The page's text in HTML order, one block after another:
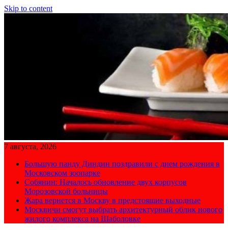
Skip to content
7 августа, 2026
Большую панду Диндин поздравили с днем рождения в
Московском зоопарке
Собянин: Началось обновление двух корпусов
Морозовской больницы
Жара вернется в Москву в предстоящие выходные
Москвичи смогут выбрать архитектурный облик нового
жилого комплекса на Шаболовке